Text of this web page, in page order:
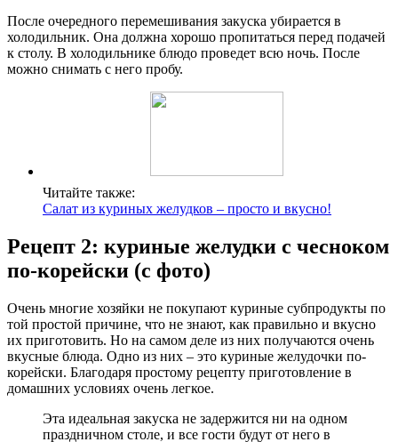
После очередного перемешивания закуска убирается в
холодильник. Она должна хорошо пропитаться перед подачей
к столу. В холодильнике блюдо проведет всю ночь. После
можно снимать с него пробу.
Читайте также:
Салат из куриных желудков – просто и вкусно!
Рецепт 2: куриные желудки с чесноком
по-корейски (с фото)
Очень многие хозяйки не покупают куриные субпродукты по
той простой причине, что не знают, как правильно и вкусно
их приготовить. Но на самом деле из них получаются очень
вкусные блюда. Одно из них – это куриные желудочки по-
корейски. Благодаря простому рецепту приготовление в
домашних условиях очень легкое.
Эта идеальная закуска не задержится ни на одном
праздничном столе, и все гости будут от него в